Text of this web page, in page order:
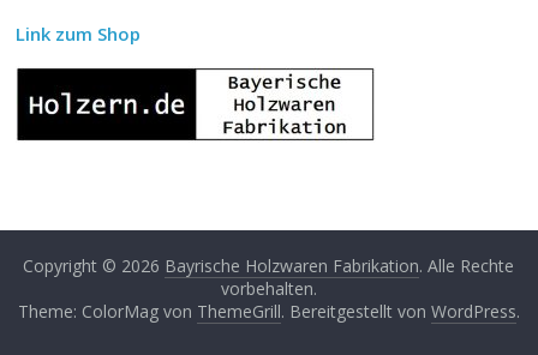
Link zum Shop
Copyright © 2026 Bayrische Holzwaren Fabrikation. Alle Rechte
vorbehalten.
Theme: ColorMag von ThemeGrill. Bereitgestellt von WordPress.